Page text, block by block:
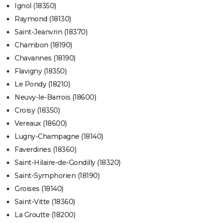
Ignol (18350)
Raymond (18130)
Saint-Jeanvrin (18370)
Chambon (18190)
Chavannes (18190)
Flavigny (18350)
Le Pondy (18210)
Neuvy-le-Barrois (18600)
Croisy (18350)
Vereaux (18600)
Lugny-Champagne (18140)
Faverdines (18360)
Saint-Hilaire-de-Gondilly (18320)
Saint-Symphorien (18190)
Groises (18140)
Saint-Vitte (18360)
La Groutte (18200)